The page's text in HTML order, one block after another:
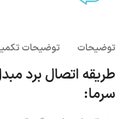
توضیحات توضیحات
طریقه اتصال برد
سرما: